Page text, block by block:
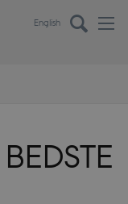
English